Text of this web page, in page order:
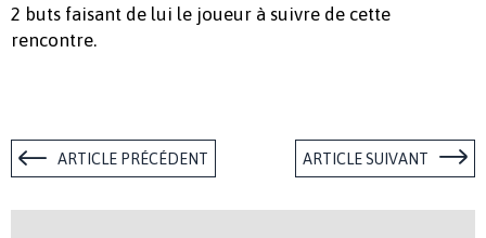
2 buts faisant de lui le joueur à suivre de cette
rencontre.
ARTICLE PRÉCÉDENT ARTICLE SUIVANT